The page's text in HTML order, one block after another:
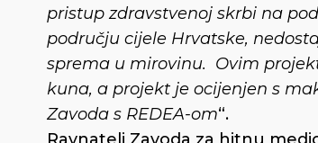
pristup zdravstvenoj skrbi na
području cijele Hrvatske,
sprema u mirovinu. Ovim
kuna, a projekt je ocijenjen s
Zavoda s REDEA-om“.